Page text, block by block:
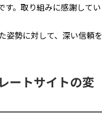
す。取り組みに感謝してい
姿勢に対して、深い信頼を
ートサイトの変